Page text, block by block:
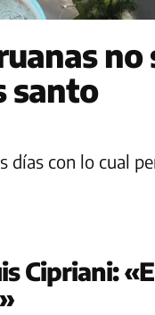
santo
con lo cual
Cipriani: